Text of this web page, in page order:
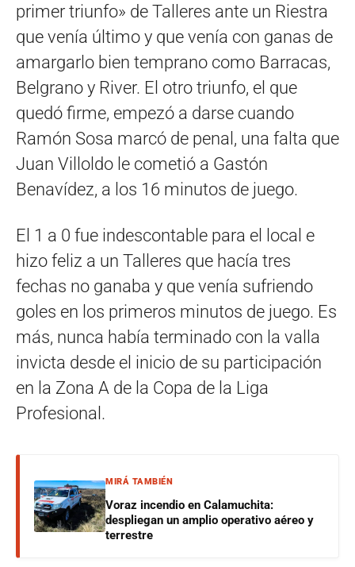
primer triunfo» de Talleres ante un Riestra
que venía último y que venía con ganas de
amargarlo bien temprano como Barracas,
Belgrano y River. El otro triunfo, el que
quedó firme, empezó a darse cuando
Ramón Sosa marcó de penal, una falta que
Juan Villoldo le cometió a Gastón
Benavídez, a los 16 minutos de juego.
El 1 a 0 fue indescontable para el local e
hizo feliz a un Talleres que hacía tres
fechas no ganaba y que venía sufriendo
goles en los primeros minutos de juego. Es
más, nunca había terminado con la valla
invicta desde el inicio de su participación
en la Zona A de la Copa de la Liga
Profesional.
MIRÁ TAMBIÉN
Voraz incendio en Calamuchita:
despliegan un amplio operativo aéreo y
terrestre